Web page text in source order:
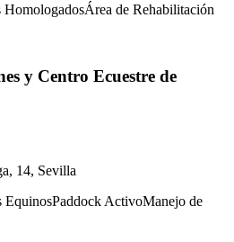
HomologadosÁrea de Rehabilitación
y Centro Ecuestre de
14, Sevilla
EquinosPaddock ActivoManejo de